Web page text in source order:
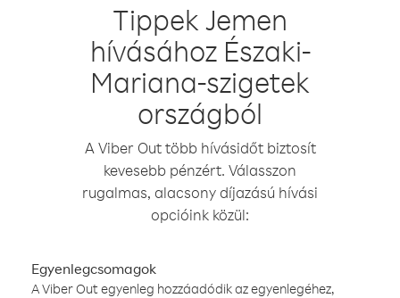
Tippek Jemen
hívásához Északi-
Mariana-szigetek
országból
A Viber Out több hívásidőt biztosít
kevesebb pénzért. Válasszon
rugalmas, alacsony díjazású hívási
opcióink közül:
Egyenlegcsomagok
A Viber Out egyenleg hozzáadódik az egyenlegéhez,